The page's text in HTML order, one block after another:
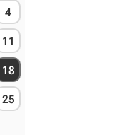
4
11
18
25